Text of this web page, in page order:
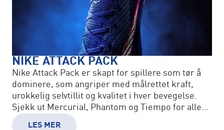
NIKE ATTACK PACK
Nike Attack Pack er skapt for spillere som tør å
dominere, som angriper med målrettet kraft,
urokkelig selvtillit og kvalitet i hver bevegelse.
Sjekk ut Mercurial, Phantom og Tiempo for alle
underlag.
LES MER